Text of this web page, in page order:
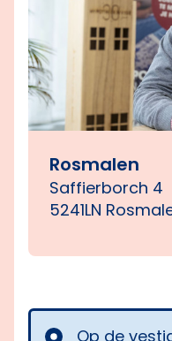
Rosmalen
Saffierborch 4
5241LN
Op de